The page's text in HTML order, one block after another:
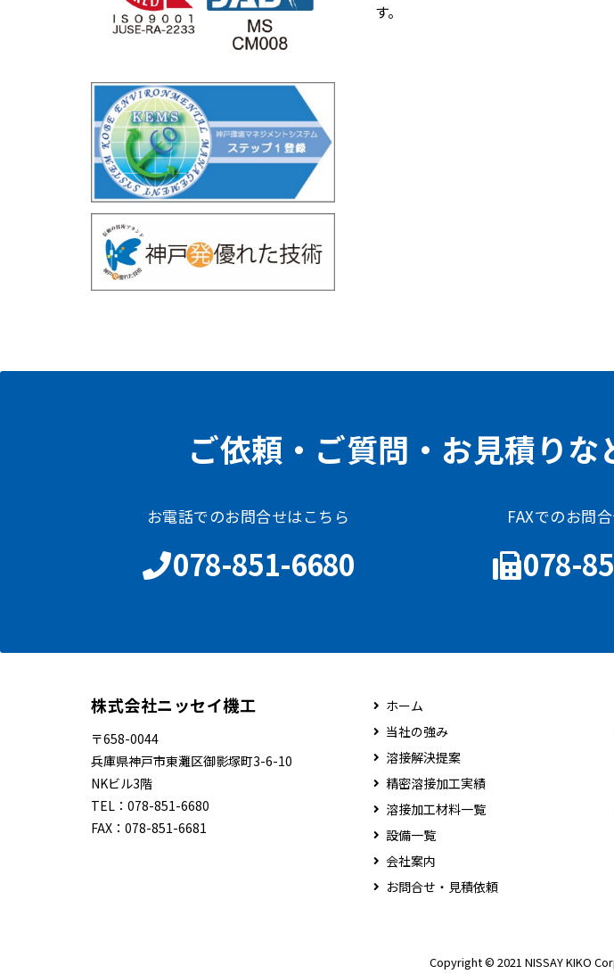
す。
ご依頼・ご質問・お見積りな
お電話でのお問合せはこちら
078-851-6680
FAXでのお問
078-
株式会社ニッセイ機工
〒658-0044
兵庫県神戸市東灘区御影塚町3-6-10
NKビル3階
TEL： 078-851-6680
FAX： 078-851-6681
ホーム
当社の強み
溶接解決提案
精密溶接加工実績
溶接加工材料一覧
設備一覧
会社案内
お問合せ・見積依頼
Copyright © 2021 NISSAY KIKO